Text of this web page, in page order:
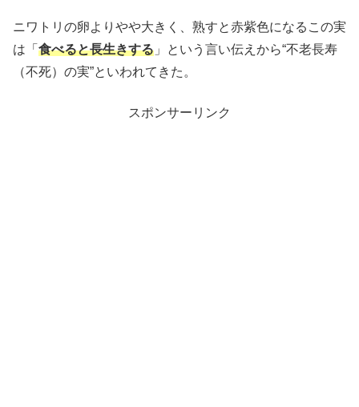
ニワトリの卵よりやや大きく、熟すと赤紫色になるこの実
は「 食べると長生きする 」という言い伝えから“不老長寿
（不死）の実”といわれてきた。
スポンサーリンク